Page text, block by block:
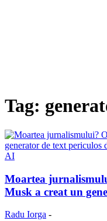
Tag:
AI
Moartea
Musk a creat un
Radu Iorga -